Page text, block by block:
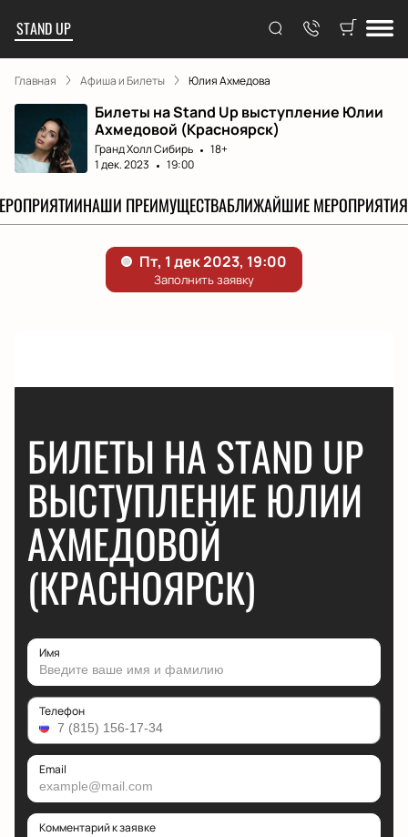
STAND UP
Главная Афиша и Билеты Юлия Ахмедова
Билеты на Stand Up выступление Юлии
Ахмедовой (Красноярск)
Гранд Холл Сибирь
18+
1 дек. 2023
19:00
НАШИ ПРЕИМУЩЕСТВАБЛИЖАЙШИЕ МЕРОПРИЯТИЯ
БИЛЕТЫ НА STAND UP
ВЫСТУПЛЕНИЕ ЮЛИИ
АХМЕДОВОЙ
(КРАСНОЯРСК)
Имя
Телефон
Email
Комментарий к заявке